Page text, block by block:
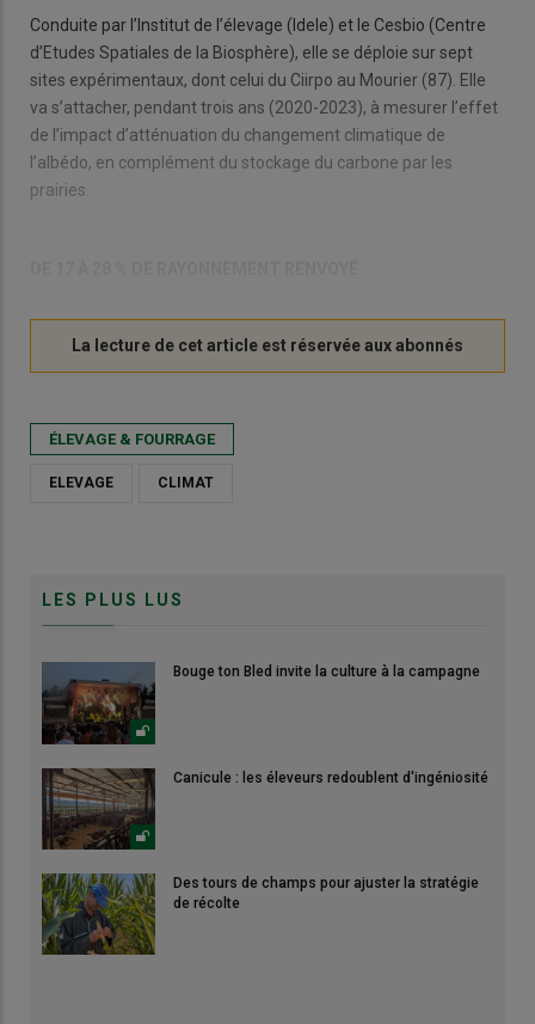
Conduite par l’Institut de l’élevage (Idele) et le Cesbio (Centre
d’Etudes Spatiales de la Biosphère), elle se déploie sur sept
sites expérimentaux, dont celui du Ciirpo au Mourier (87). Elle
va s’attacher, pendant trois ans (2020-2023), à mesurer l’effet
de l’impact d’atténuation du changement climatique de
l’albédo, en complément du stockage du carbone par les
prairies.
ÉLEVAGE & FOURRAGE
ELEVAGE CLIMAT
LES PLUS LUS
Bouge ton Bled invite la culture à la campagne
Canicule : les éleveurs redoublent d'ingéniosité
Des tours de champs pour ajuster la stratégie
de récolte